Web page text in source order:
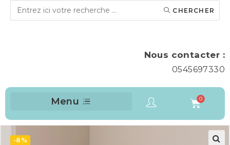
CHERCHER
Nous contacter :
0545697330
Menu
-8%